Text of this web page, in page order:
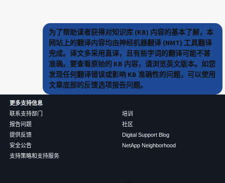
为了帮助读者获得对知识库 (KB) 内容的基本了解，本
网站上的翻译内容均由神经机器翻译 (NMT) 工具翻译
完成。译文多采用直译，且有些字词的翻译可能不甚
准确。要查看原始的 KB 内容，请浏览英文版本。如您
发现任何翻译错误或影响 KB 准确性的问题，可以使用
文章底部的反馈选项报告问题。
更多支持信息
联系支持部门
报告问题
提供反馈
安全公告
支持策略和支持服务
培训
社区
Digital Support Blog
NetApp Neighborhood